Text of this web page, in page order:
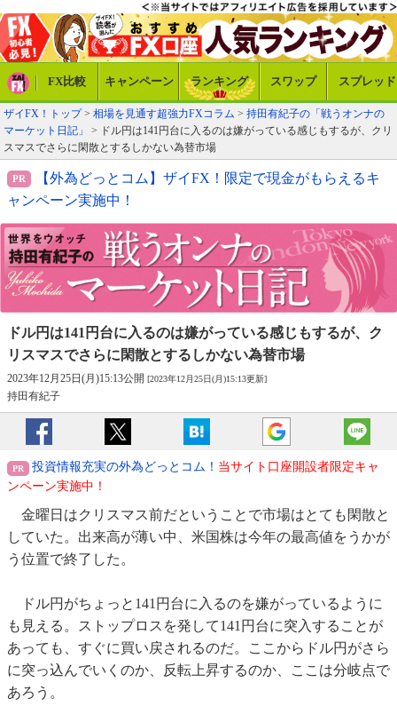
FX比較 キャンペーン ランキング スワップ スプレッド
ザイFX！トップ> 相場を見通す超強力FXコラム > 持田有紀子の「戦うオンナの
マーケット日記」
> ドル円は141円台に入るのは嫌がっている感じもするが、クリ
スマスでさらに閑散とするしかない為替市場
【外為どっとコム】ザイFX！限定で現金がもらえるキ
ャンペーン実施中！
ドル円は141円台に入るのは嫌がっている感じもするが、 ク
リスマスでさらに閑散とするしかない為替市場
2023年12月25日(月)15:13公開 [2023年12月25日(月)15:13更新]
持田有紀子
投資情報充実の外為どっとコム！ 当サイト口座開設者限定キャ
ンペーン実施中！
金曜日はクリスマス前だということで市場はとても閑散と
していた。出来高が薄い中、米国株は今年の最高値をうかが
う位置で終了した。
ドル円がちょっと141円台に入るのを嫌がっているように
も見える。ストップロスを発して141円台に突入することが
あっても、すぐに買い戻されるのだ。ここからドル円がさら
に突っ込んでいくのか、反転上昇するのか、ここは分岐点で
あろう。